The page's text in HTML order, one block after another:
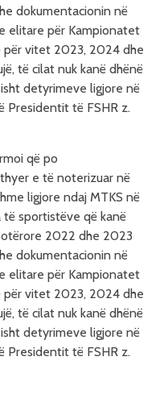
dokumentacionin në
elitare për Kampionatet
për vitet 2023, 2024 dhe
të cilat nuk kanë dhënë
detyrimeve ligjore në
Presidentit të FSHR z.
që po
e të noterizuar në
ligjore ndaj MTKS në
sportistëve që kanë
2022 dhe 2023
dokumentacionin në
elitare për Kampionatet
për vitet 2023, 2024 dhe
të cilat nuk kanë dhënë
detyrimeve ligjore në
Presidentit të FSHR z.